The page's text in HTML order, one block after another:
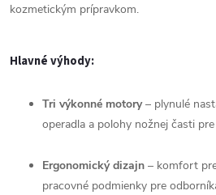
kozmetickým prípravkom.
Hlavnévýhody:
Tri výkonné motory– plynulé
operadla a polohy nožnej časti pre
Ergonomickýdizajn – komfort
pracovné podmienky pre